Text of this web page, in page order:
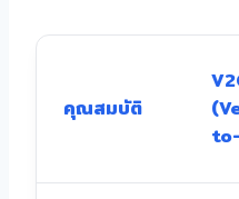
คุณสมบัติ